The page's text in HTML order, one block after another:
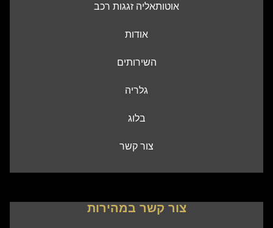
אוטותאליה זגגות רכב
אודות
השירותים
גלריה
בלוג
צור קשר
צור קשר במהירות